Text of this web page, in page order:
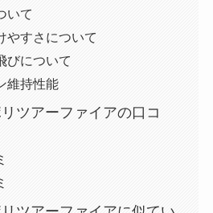
いて
やすさについて
びについて
維持性能
ツアーファイアの口コ